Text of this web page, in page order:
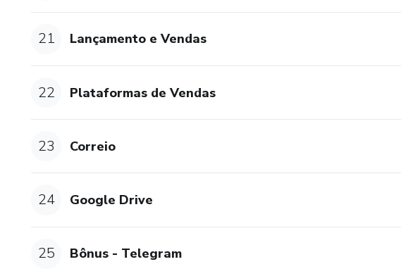
21 Lançamento e Vendas
22 Plataformas de Vendas
23 Correio
24 Google Drive
25 Bônus - Telegram